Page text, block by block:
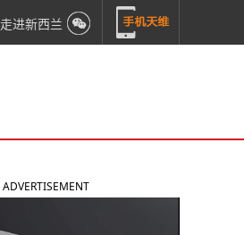
走进新西兰
ADVERTISEMENT